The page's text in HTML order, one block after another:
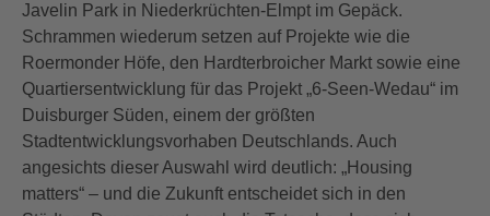
Javelin Park in Niederkrüchten-Elmpt im Gepäck.
Schrammen wiederum setzen auf Projekte wie die
Roermonder Höfe, den Hardterbroicher Markt sowie eine
Quartiersentwicklung für das Projekt „6-Seen-Wedau“ im
Duisburger Süden, einem der größten
Stadtentwicklungsvorhaben Deutschlands. Auch
angesichts dieser Auswahl wird deutlich: „Housing
matters“ – und die Zukunft entscheidet sich in den